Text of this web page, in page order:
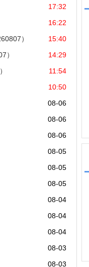
17:32
16:22
）
15:40
）
14:29
11:54
10:50
08-06
08-06
08-06
08-05
08-05
08-05
08-04
08-04
08-04
08-03
08-03